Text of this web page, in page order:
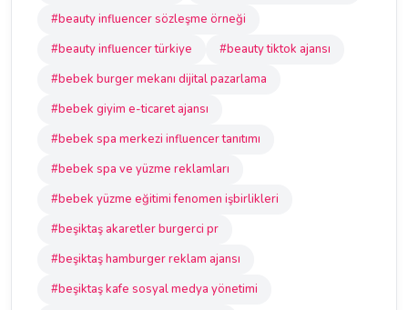
#beauty influencer sözleşme örneği
#beauty influencer türkiye
#beauty tiktok ajansı
#bebek burger mekanı dijital pazarlama
#bebek giyim e-ticaret ajansı
#bebek spa merkezi influencer tanıtımı
#bebek spa ve yüzme reklamları
#bebek yüzme eğitimi fenomen işbirlikleri
#beşiktaş akaretler burgerci pr
#beşiktaş hamburger reklam ajansı
#beşiktaş kafe sosyal medya yönetimi